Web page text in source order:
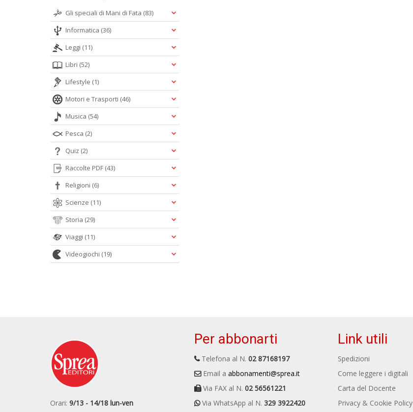
Gli speciali di Mani di Fata (83)
Informatica (36)
Leggi (11)
Libri (52)
Lifestyle (1)
Motori e Trasporti (46)
Musica (54)
Pesca (2)
Quiz (2)
Raccolte PDF (43)
Religioni (6)
Scienze (11)
Storia (29)
Viaggi (11)
Videogiochi (19)
Orari: 9/13 - 14/18 lun-ven
Per abbonarti
Telefona al N. 02 87168197
Email a abbonamenti@sprea.it
Via FAX al N. 02 56561221
Via WhatsApp al N. 329 3922420
Link utili
Spedizioni
Come leggere i digitali
Carta del Docente
Privacy & Cookie Policy